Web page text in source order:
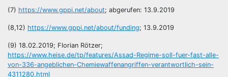
(7) https://www.gppi.net/about; abgerufen: 13.9.2019
(8,12) https://www.gppi.net/about/funding; 13.9.2019
(9) 18.02.2019; Florian Rötzer;
https://www.heise.de/tp/features/Assad-Regime-soll-fuer-fast-alle-
von-336-angeblichen-Chemiewaffenangriffen-verantwortlich-sein-
4311280.html